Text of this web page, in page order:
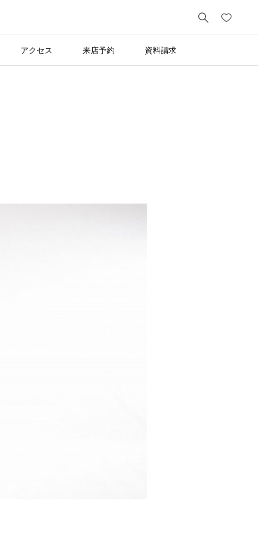

アクセス 来店予約 資料請求